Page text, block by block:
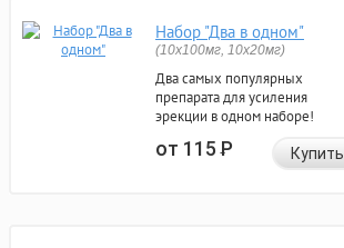
Набор "Два в одном"
(10x100мг, 10x20мг)
Два самых популярных
препарата для усиления
эрекции в одном наборе!
от 115Р Купить